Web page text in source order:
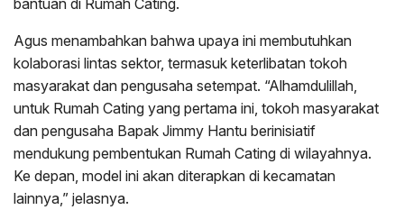
Agus menambahkan bahwa upaya ini membutuhkan
kolaborasi lintas sektor, termasuk keterlibatan tokoh
masyarakat dan pengusaha setempat. “Alhamdulillah,
untuk Rumah Cating yang pertama ini, tokoh masyarakat
dan pengusaha Bapak Jimmy Hantu berinisiatif
mendukung pembentukan Rumah Cating di wilayahnya.
Ke depan, model ini akan diterapkan di kecamatan
lainnya,” jelasnya.